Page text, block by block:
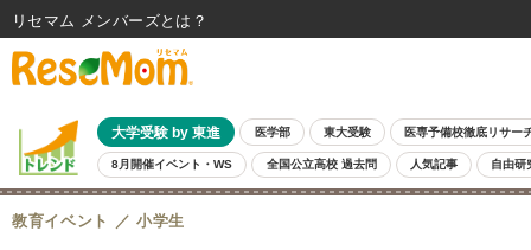
大学受験 by 東進 医学部 東大受験 医専予備校徹底リサー
8月開催イベント・WS 全国公立高校 過去問 人気記事 自由研
教育イベント 小学生
リセマム メンバーズ